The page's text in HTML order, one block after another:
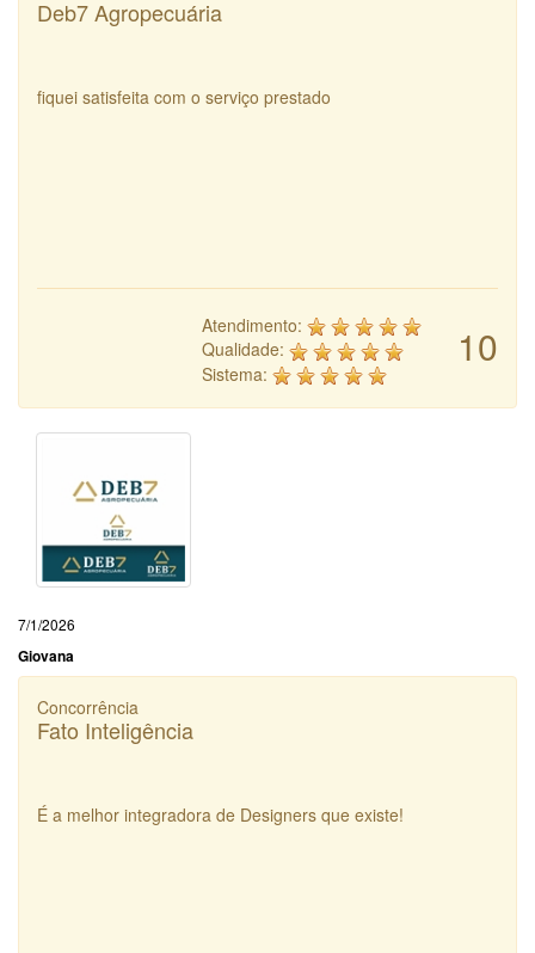
Deb7 Agropecuária
fiquei satisfeita com o serviço prestado
10
Atendimento:
Qualidade:
Sistema:
7/1/2026
Giovana
Concorrência
Fato Inteligência
É a melhor integradora de Designers que existe!